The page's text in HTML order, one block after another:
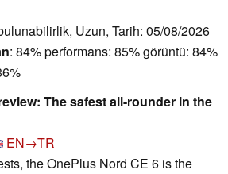
Uzun, Tarih: 05/08/2026
: 84% performans: 85% görüntü: 84%
The safest all-rounder in the
EN→TR
the OnePlus Nord CE 6 is the